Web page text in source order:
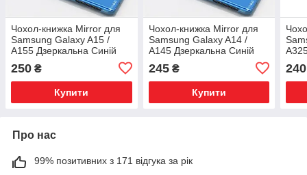
Чохол-книжка Mirror для
Samsung Galaxy A15 /
A155 Дзеркальна Синій
250 ₴
Купити
Чохол-книжка Mirror для
Samsung Galaxy A14 /
A145 Дзеркальна Синій
245₴
Купити
240
Про нас
99% позитивних з 171 відгука за рік